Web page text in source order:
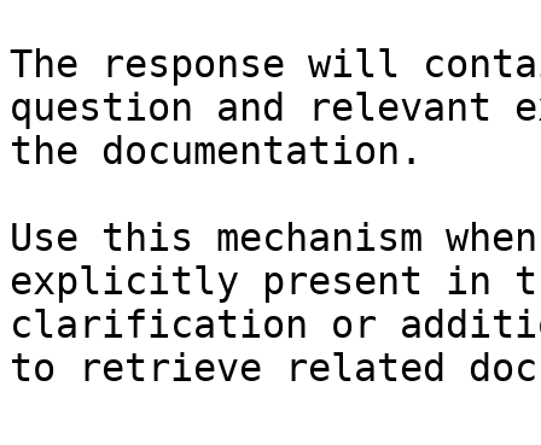
The response will
question and relevant
the documentation.
Use this mechanism
explicitly present in
clarification or